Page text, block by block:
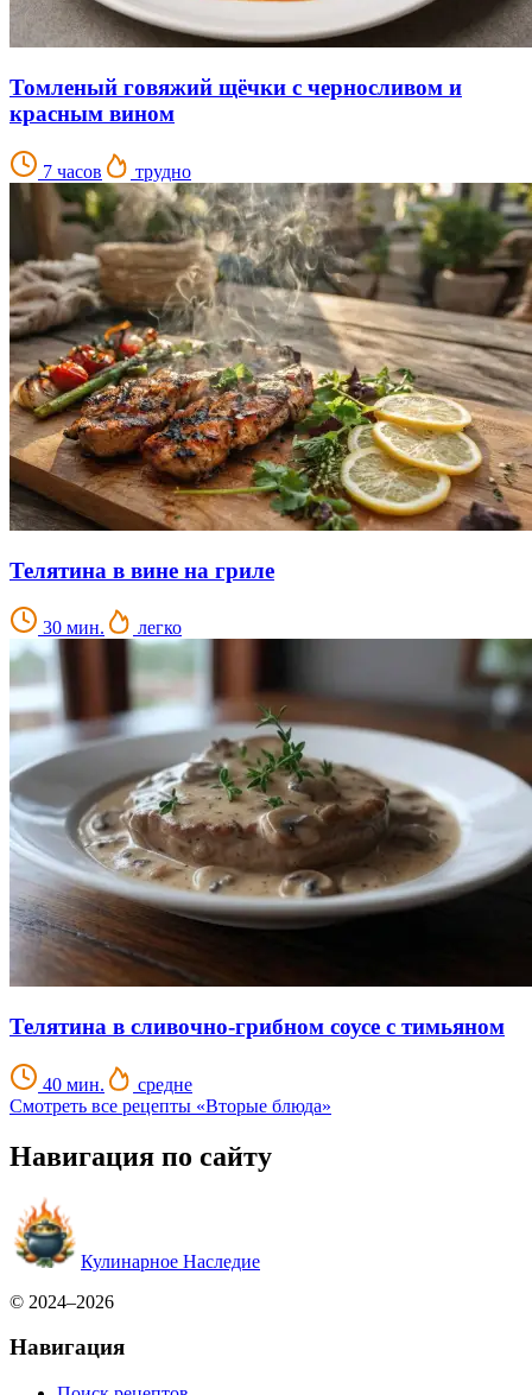
Томленый говяжий щёчки с черносливом и
красным вином
7 часов трудно
Телятина в вине на гриле
30 мин. легко
Телятина в сливочно-грибном соусе с тимьяном
40 мин.
средне
Смотреть все рецепты «Вторые блюда»
Навигация по сайту
Кулинарное Наследие
© 2024–2026
Навигация